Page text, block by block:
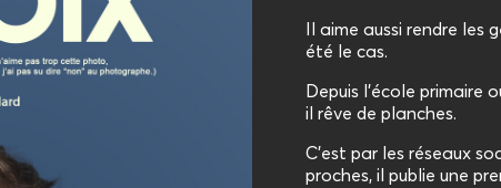
Il aime aussi rendre les
été le cas.
Depuis l’école primaire
il rêve de planches.
C’est par les réseaux
proches, il publie une